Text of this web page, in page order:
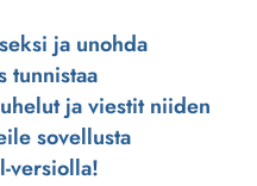
ja unohda
tunnistaa
ja viestit niiden
sovellusta
versiolla!